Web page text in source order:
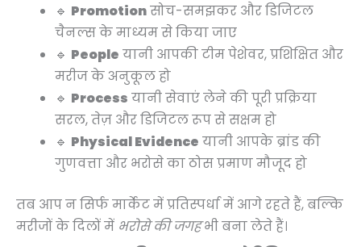
🔹 Promotionसोच-समझकर और डिजिटल
चैनल्स के माध्यम से किया जाए
🔹 People यानी आपकी टीम पेशेवर, प्रशिक्षित और
मरीज के अनुकूल हो
🔹 Process यानी सेवाएं लेने की पूरी प्रक्रिया
सरल, तेज़ और डिजिटल रूप से सक्षम हो
🔹 Physical Evidence यानी आपके ब्रांड की
गुणवत्ता और भरोसे का ठोस प्रमाण मौजूद हो
तब आप न सिर्फ मार्केट में प्रतिस्पर्धा में आगे रहते हैं, बल्कि
मरीजों के दिलों में भरोसे की जगहभी बना लेते हैं।